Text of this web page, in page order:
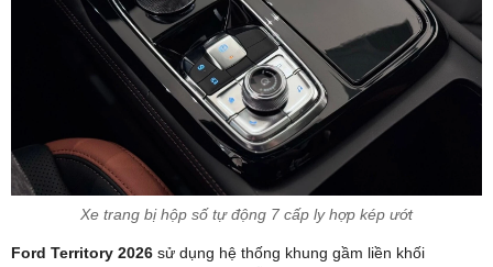
Xe trang bị hộp số tự động 7 cấp ly hợp kép ướt
Ford Territory 2026 sử dụng hệ thống khung gầm liền khối